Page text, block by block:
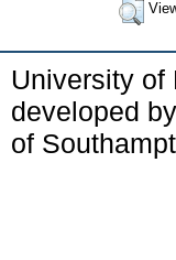
University
developed
of